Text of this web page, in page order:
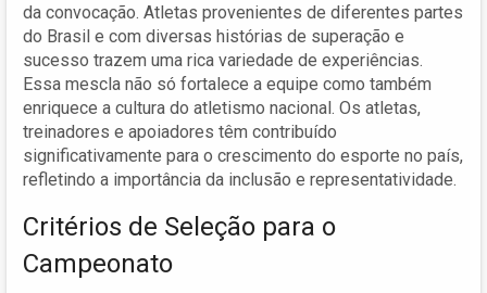
da convocação. Atletas provenientes de diferentes partes
do Brasil e com diversas histórias de superação e
sucesso trazem uma rica variedade de experiências.
Essa mescla não só fortalece a equipe como também
enriquece a cultura do atletismo nacional. Os atletas,
treinadores e apoiadores têm contribuído
significativamente para o crescimento do esporte no país,
refletindo a importância da inclusão e representatividade.
Critérios de Seleção para o
Campeonato